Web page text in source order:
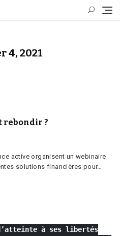
4, 2021
rebondir ?
active organisent un webinaire
solutions financières pour…
à ses libertés